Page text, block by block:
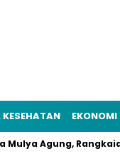
EKONOMI
Agung,